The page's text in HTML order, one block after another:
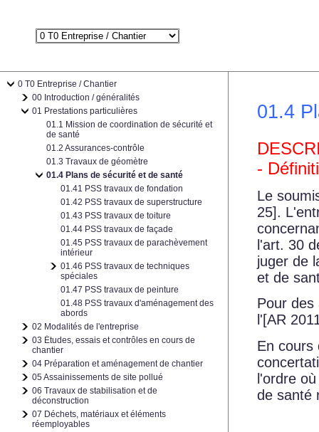
0 T0 Entreprise / Chantier
00 Introduction / généralités
01 Prestations particulières
01.1 Mission de coordination de sécurité et
de santé
01.2 Assurances-contrôle
01.3 Travaux de géomètre
01.4 Plans de sécurité et de santé
01.41 PSS travaux de fondation
01.42 PSS travaux de superstructure
01.43 PSS travaux de toiture
01.44 PSS travaux de façade
01.45 PSS travaux de parachèvement
intérieur
01.46 PSS travaux de techniques
spéciales
01.47 PSS travaux de peinture
01.48 PSS travaux d'aménagement des
abords
02 Modalités de l'entreprise
03 Études, essais et contrôles en cours de
chantier
04 Préparation et aménagement de chantier
05 Assainissements de site pollué
06 Travaux de stabilisation et de
déconstruction
07 Déchets, matériaux et éléments
réemployables
01.4
-
Le
25].
l'art. 30
juger de
et de
Pour des
l'[AR
En cours
l'ordre
de santé